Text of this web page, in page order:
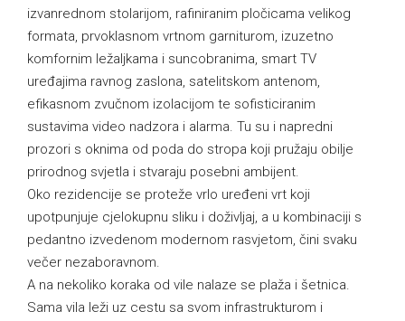
izvanrednom stolarijom, rafiniranim pločicama velikog
formata, prvoklasnom vrtnom garniturom, izuzetno
komfornim ležaljkama i suncobranima, smart TV
uređajima ravnog zaslona, satelitskom antenom,
efikasnom zvučnom izolacijom te sofisticiranim
sustavima video nadzora i alarma. Tu su i napredni
prozori s oknima od poda do stropa koji pružaju obilje
prirodnog svjetla i stvaraju posebni ambijent.
Oko rezidencije se proteže vrlo uređeni vrt koji
upotpunjuje cjelokupnu sliku i doživljaj, a u kombinaciji s
pedantno izvedenom modernom rasvjetom, čini svaku
večer nezaboravnom.
A na nekoliko koraka od vile nalaze se plaža i šetnica.
Sama vila leži uz cestu sa svom infrastrukturom i